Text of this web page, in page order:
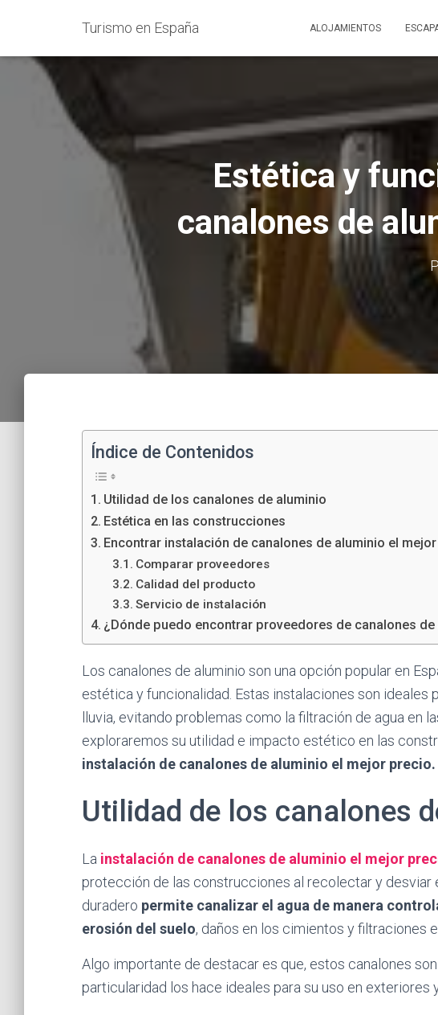
Turismo en España ALOJAMIENTOS
Estética y
canalones de
Índice de Contenidos
Utilidad de los canalones de aluminio
Estética en las construcciones
Encontrar instalación de canalones de aluminio el
Comparar proveedores
Calidad del producto
Servicio de instalación
¿Dónde puedo encontrar proveedores de canalones
Los canalones de aluminio son una opción popular en
estética y funcionalidad. Estas instalaciones son ideales
lluvia, evitando problemas como la filtración de agua en
exploraremos su utilidad e impacto estético en las
instalación de canalones de aluminio el mejor precio.
Utilidad de los canalones
La instalación de canalones de aluminio el mejor
protección de las construcciones al recolectar y desviar
duradero permite canalizar el agua de manera
erosión del suelo, daños en los cimientos y filtraciones
Algo importante de destacar es que, estos canalones
particularidad los hace ideales para su uso en exteriores